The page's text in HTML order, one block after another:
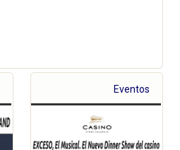
Eventos